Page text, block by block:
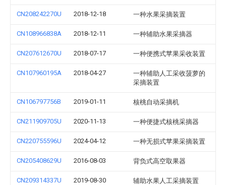
CN208242270U 2018-12-18 一种水果采摘装置
CN108966838A 2018-12-11 一种辅助水果采摘器
CN207612670U 2018-07-17 一种便携式苹果采收装置
CN107960195A 2018-04-27
一种辅助人工采收菠萝的
采摘装置
CN106797756B 2019-01-11 核桃自动采摘机
CN211909705U 2020-11-13 一种便捷式核桃采摘器
CN220755596U 2024-04-12 一种无损式苹果采摘装置
CN205408629U 2016-08-03 背负式高空取果器
CN209314337U 2019-08-30 辅助水果人工采摘装置